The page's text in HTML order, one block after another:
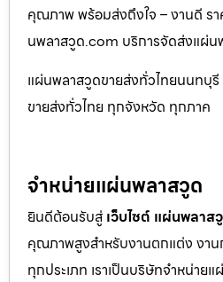
คุณภาพ พร้อมส่งถึงใจ – งานดี ร
นพลาสวูด.com บริการจัดส่งแผ่
แผ่นพลาสวูดขายส่งทั่วไทยนนทบุ
ขายส่งทั่วไทย ทุกจังหวัด ทุกภาค
จำหน่ายแผ่นพลาสวูด
ยินดีต้อนรับสู่ เว็บไซต์ แผ่นพลาส
คุณภาพสูงสำหรับงานตกแต่ง งาน
ทุกประเภท เราเป็นบริษัทจำหน่าย